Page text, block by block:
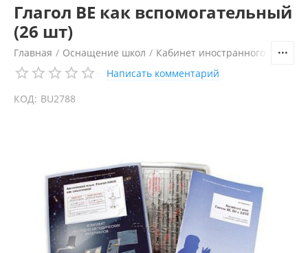
Глагол ВЕ как вспомогательный
(26 шт)
Главная / Оснащение школ / Кабинет иностранного языка
Написать комментарий
КОД: BU2788